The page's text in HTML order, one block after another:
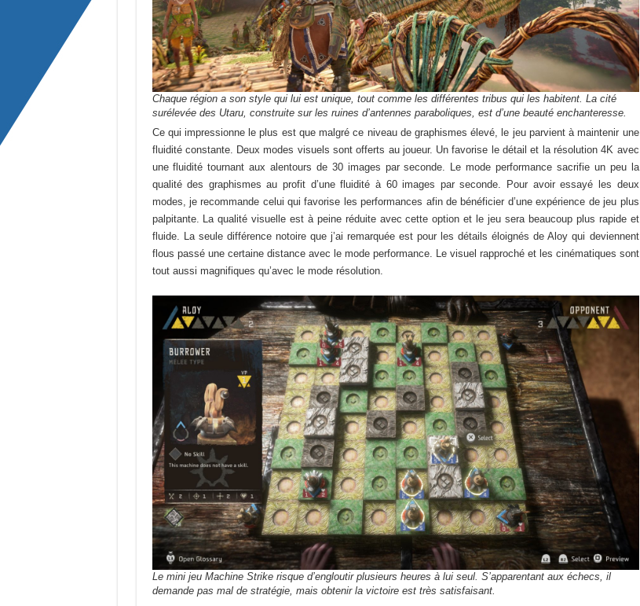
Chaque région a son style qui lui est unique, tout comme les différentes tribus qui les habitent. La cité
surélevée des Utaru, construite sur les ruines d’antennes paraboliques, est d’une beauté enchanteresse.
Ce qui impressionne le plus est que malgré ce niveau de graphismes élevé, le jeu parvient à maintenir une
fluidité constante. Deux modes visuels sont offerts au joueur. Un favorise le détail et la résolution 4K avec
une fluidité tournant aux alentours de 30 images par seconde. Le mode performance sacrifie un peu la
qualité des graphismes au profit d’une fluidité à 60 images par seconde. Pour avoir essayé les deux
modes, je recommande celui qui favorise les performances afin de bénéficier d’une expérience de jeu plus
palpitante. La qualité visuelle est à peine réduite avec cette option et le jeu sera beaucoup plus rapide et
fluide. La seule différence notoire que j’ai remarquée est pour les détails éloignés de Aloy qui deviennent
flous passé une certaine distance avec le mode performance. Le visuel rapproché et les cinématiques sont
tout aussi magnifiques qu’avec le mode résolution.
Le mini jeu Machine Strike risque d’engloutir plusieurs heures à lui seul. S’apparentant aux échecs, il
demande pas mal de stratégie, mais obtenir la victoire est très satisfaisant.